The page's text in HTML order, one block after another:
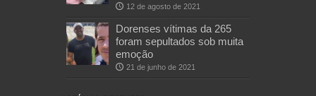
12 de agosto de 2021
Dorenses vítimas da 265
foram sepultados sob muita
emoção
21 de junho de 2021